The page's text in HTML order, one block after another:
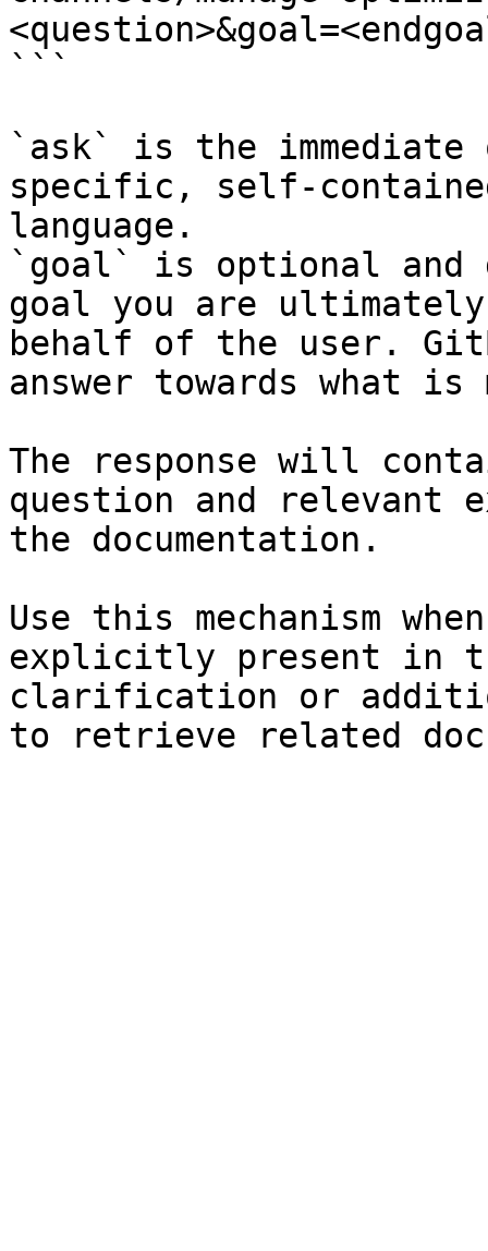
```
`ask` is the
specific, self-
language.
`goal` is optional and
goal you are
behalf of the user.
answer towards what
The response will
question and relevant
the documentation.
Use this mechanism
explicitly present in
clarification or